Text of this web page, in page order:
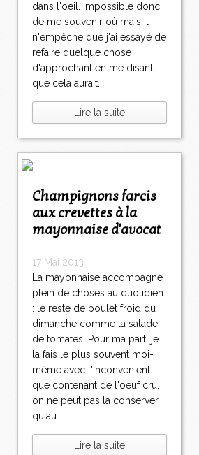
dans l'oeil. Impossible donc
de me souvenir où mais il
n'empêche que j'ai essayé de
refaire quelque chose
d'approchant en me disant
que cela aurait...
Lire la suite
Champignons farcis
aux crevettes à la
mayonnaise d'avocat
17 Mai 2013
La mayonnaise accompagne
plein de choses au quotidien
: le reste de poulet froid du
dimanche comme la salade
de tomates. Pour ma part, je
la fais le plus souvent moi-
même avec l'inconvénient
que contenant de l'oeuf cru,
on ne peut pas la conserver
qu'au...
Lire la suite